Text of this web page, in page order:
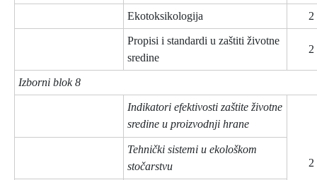
Ekotoksikologija 2
Propisi i standardi u zaštiti životne
sredine
2
Izborni blok 8
Indikatori efektivosti zaštite životne
sredine u proizvodnji hrane
2
Tehnički sistemi u ekološkom
stočarstvu